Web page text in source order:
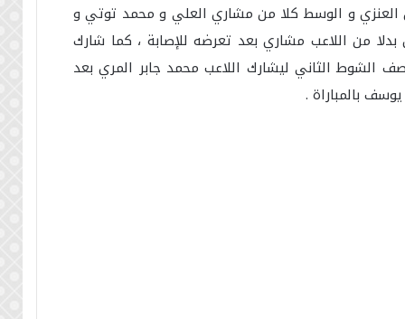
العنزي و الوسط كلا من مشاري العلي و محمد توتي و
من اللاعب مشاري بعد تعرضه للإصابة ، كما شارك
الشوط الثاني ليشارك اللاعب محمد جابر المري بعد
بالمباراة .